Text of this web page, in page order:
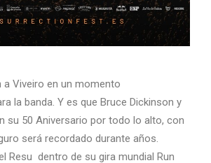
a Viveiro en un momento
la banda. Y es que Bruce Dickinson y
su 50 Aniversario por todo lo alto, con
será recordado durante años.
Resu dentro de su gira mundial Run